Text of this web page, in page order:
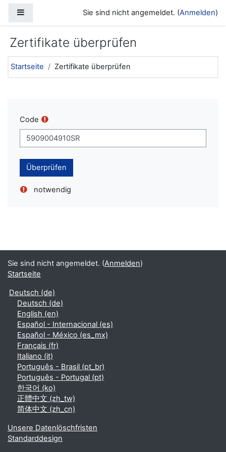
Website-ÜbersichtSie sind nicht angemeldet. (Anmelden)
Zertifikate überprüfen
Startseite Zertifikate überprüfen
Code
notwendig
Sie sind nicht angemeldet. (Anmelden)
Startseite
Deutsch ‎(de)‎
Deutsch ‎(de)‎
English ‎(en)‎
Español - Internacional ‎(es)‎
Español - México ‎(es_mx)‎
Français ‎(fr)‎
Italiano ‎(it)‎
Português - Brasil ‎(pt_br)‎
Português - Portugal ‎(pt)‎
한국어 ‎(ko)‎
正體中文 ‎(zh_tw)‎
简体中文 ‎(zh_cn)‎
Unsere Datenlöschfristen
Standarddesign